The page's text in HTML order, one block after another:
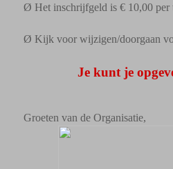
Ø Het inschrijfgeld is € 10,00 per
Ø Kijk voor wijzigen/doorgaan
Je kunt je
Groeten van de Organisatie,